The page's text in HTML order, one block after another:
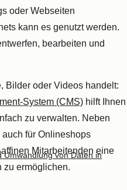
Umwandlung von Daten in
oder Webseiten
kann es genutzt werden.
bearbeiten und
Bilder oder Videos handelt:
System (CMS) hilft Ihnen
zu verwalten. Neben
für Onlineshops
Mitarbeitenden eine
zu ermöglichen.